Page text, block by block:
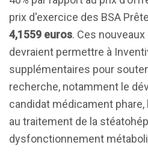
prix d'exercice des BSA
4,1559 euros. Ces
devraient permettre à
supplémentaires pour
recherche, notamment le
candidat médicament phare,
au traitement de la
dysfonctionnement